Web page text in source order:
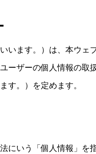
います。）は、本ウェ
ーザーの個人情報の取
す。）を定めます。
にいう「個人情報」